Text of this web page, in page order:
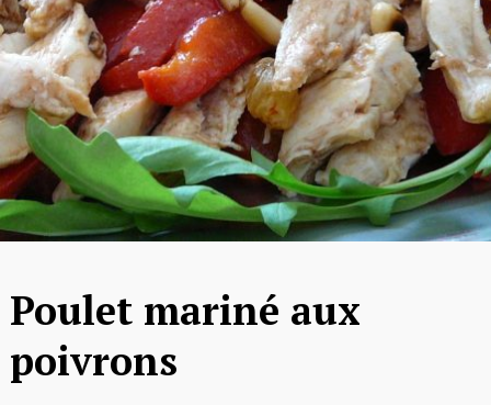
Poulet mariné aux
poivrons